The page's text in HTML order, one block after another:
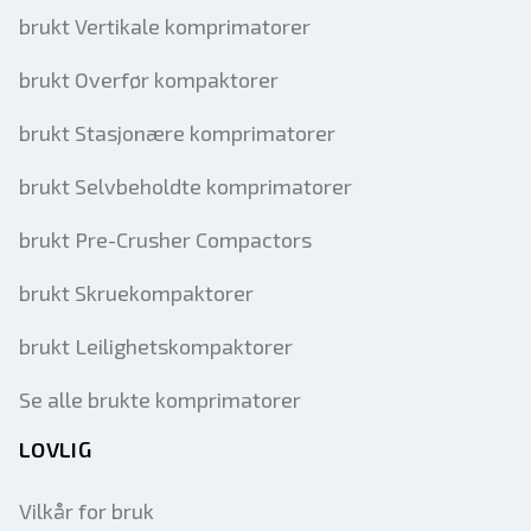
brukt Vertikale komprimatorer
brukt Overfør kompaktorer
brukt Stasjonære komprimatorer
brukt Selvbeholdte komprimatorer
brukt Pre-Crusher Compactors
brukt Skruekompaktorer
brukt Leilighetskompaktorer
Se alle brukte komprimatorer
LOVLIG
Vilkår for bruk